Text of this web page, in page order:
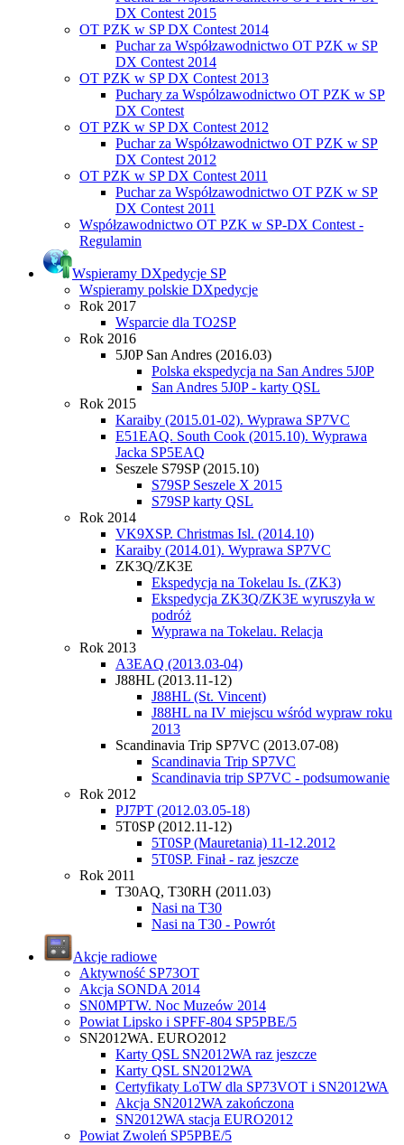
DX Contest 2015
OT PZK w SP DX Contest 2014
Puchar za Współzawodnictwo OT PZK w SP
DX Contest 2014
OT PZK w SP DX Contest 2013
Puchary za Wspólzawodnictwo OT PZK w SP
DX Contest
OT PZK w SP DX Contest 2012
Puchar za Współzawodnictwo OT PZK w SP
DX Contest 2012
OT PZK w SP DX Contest 2011
Puchar za Współzawodnictwo OT PZK w SP
DX Contest 2011
Współzawodnictwo OT PZK w SP-DX Contest -
Regulamin
Wspieramy DXpedycje SP
Wspieramy polskie DXpedycje
Rok 2017
Wsparcie dla TO2SP
Rok 2016
5J0P San Andres (2016.03)
Polska ekspedycja na San Andres 5J0P
San Andres 5J0P - karty QSL
Rok 2015
Karaiby (2015.01-02). Wyprawa SP7VC
E51EAQ. South Cook (2015.10). Wyprawa
Jacka SP5EAQ
Seszele S79SP (2015.10)
S79SP Seszele X 2015
S79SP karty QSL
Rok 2014
VK9XSP. Christmas Isl. (2014.10)
Karaiby (2014.01). Wyprawa SP7VC
ZK3Q/ZK3E
Ekspedycja na Tokelau Is. (ZK3)
Ekspedycja ZK3Q/ZK3E wyruszyła w
podróż
Wyprawa na Tokelau. Relacja
Rok 2013
A3EAQ (2013.03-04)
J88HL (2013.11-12)
J88HL (St. Vincent)
J88HL na IV miejscu wśród wypraw roku
2013
Scandinavia Trip SP7VC (2013.07-08)
Scandinavia Trip SP7VC
Scandinavia trip SP7VC - podsumowanie
Rok 2012
PJ7PT (2012.03.05-18)
5T0SP (2012.11-12)
5T0SP (Mauretania) 11-12.2012
5T0SP. Finał - raz jeszcze
Rok 2011
T30AQ, T30RH (2011.03)
Nasi na T30
Nasi na T30 - Powrót
Akcje radiowe
Aktywność SP73OT
Akcja SONDA 2014
SN0MPTW. Noc Muzeów 2014
Powiat Lipsko i SPFF-804 SP5PBE/5
SN2012WA. EURO2012
Karty QSL SN2012WA raz jeszcze
Karty QSL SN2012WA
Certyfikaty LoTW dla SP73VOT i SN2012WA
Akcja SN2012WA zakończona
SN2012WA stacja EURO2012
Powiat Zwoleń SP5PBE/5